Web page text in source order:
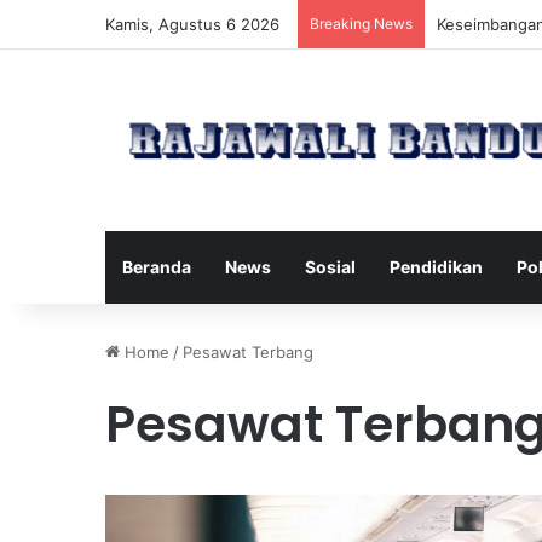
Kamis, Agustus 6 2026 Breaking News Manfaat
Beranda News Sosial Pendidikan
Home / Pesawat Terbang
Pesawat